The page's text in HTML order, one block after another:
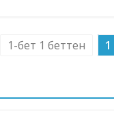
1-бет 1 беттен 1